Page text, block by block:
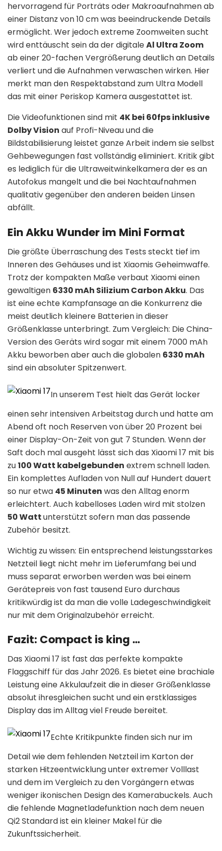
hervorragend für Porträts oder Makroaufnahmen ab
einer Distanz von 10 cm was beeindruckende Details
ermöglicht. Wer jedoch extreme Zoomweiten sucht
wird enttäuscht sein da der digitaleAl Ultra Zoom
ab einer 20-fachen Vergrößerung deutlich an Details
verliert und die Aufnahmen verwaschen wirken. Hier
merkt man den Respektabstand zum Ultra Modell
das mit einer Periskop Kamera ausgestattet ist.
Die Videofunktionen sind mit 4K bei 60fps inklusive
Dolby Vision auf Profi-Niveau und die
Bildstabilisierung leistet ganze Arbeit indem sie selbst
Gehbewegungen fast vollständig eliminiert. Kritik gibt
es lediglich für die Ultraweitwinkelkamera der es an
Autofokus mangelt und die bei Nachtaufnahmen
qualitativ gegenüber den anderen beiden Linsen
abfällt.
Ein Akku Wunder im Mini Format
Die größte Überraschung des Tests steckt tief im
Inneren des Gehäuses und ist Xiaomis Geheimwaffe.
Trotz der kompakten Maße verbaut Xiaomi einen
gewaltigen 6330 mAh Silizium Carbon Akku. Das
ist eine echte Kampfansage an die Konkurrenz die
meist deutlich kleinere Batterien in dieser
Größenklasse unterbringt. Zum Vergleich: Die China-
Version des Geräts wird sogar mit einem 7000 mAh
Akku beworben aber auch die globalen 6330 mAh
sind ein absoluter Spitzenwert.
In unserem Test hielt das Gerät locker
einen sehr intensiven Arbeitstag durch und hatte am
Abend oft noch Reserven von über 20 Prozent bei
einer Display-On-Zeit von gut 7 Stunden. Wenn der
Saft doch mal ausgeht lässt sich das Xiaomi 17 mit bis
zu100 Watt kabelgebunden extrem schnell laden.
Ein komplettes Aufladen von Null auf Hundert dauert
so nur etwa 45 Minuten was den Alltag enorm
erleichtert. Auch kabelloses Laden wird mit stolzen
50 Wattunterstützt sofern man das passende
Zubehör besitzt.
Wichtig zu wissen: Ein entsprechend leistungsstarkes
Netzteil liegt nicht mehr im Lieferumfang bei und
muss separat erworben werden was bei einem
Gerätepreis von fast tausend Euro durchaus
kritikwürdig ist da man die volle Ladegeschwindigkeit
nur mit dem Originalzubehör erreicht.
Fazit: Compact is king …
Das Xiaomi 17 ist fast das perfekte kompakte
Flaggschiff für das Jahr 2026. Es bietet eine brachiale
Leistung eine Akkulaufzeit die in dieser Größenklasse
absolut ihresgleichen sucht und ein erstklassiges
Display das im Alltag viel Freude bereitet.
Echte Kritikpunkte finden sich nur im
Detail wie dem fehlenden Netzteil im Karton der
starken Hitzeentwicklung unter extremer Volllast
und dem im Vergleich zu den Vorgängern etwas
weniger ikonischen Design des Kamerabuckels. Auch
die fehlende Magnetladefunktion nach dem neuen
Qi2 Standard ist ein kleiner Makel für die
Zukunftssicherheit.